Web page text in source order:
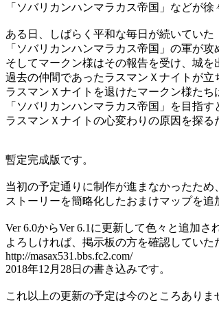
「ソバリカンハンマラカス帝国」などが
ある日、しばらく平和な毎日が続いていた
「ソバリカンハンマラカス帝国」の軍が攻
そしてマークン様はその報告を受け、城を
過去の仲間であったラスマンＸナイトが立
ラスマンＸナイトを退けたマークン様たち
「ソバリカンハンマラカス帝国」を目指す
ラスマンＸナイトの心変わりの原因を探る
暫定完成版です。
当初の予定通りに制作が進まなかったた
ストーリーを簡略化したおまけマップを追
Ver 6.0からVer 6.1に更新して色々と追加さ
よろしければ、掲示板の方を確認していた
http://masax531.bbs.fc2.com/
2018年12月28日の書き込みです。
これ以上の更新の予定は今のところありま